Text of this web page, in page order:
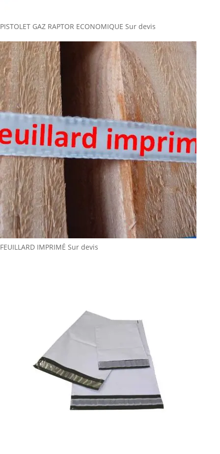
PISTOLET GAZ RAPTOR ECONOMIQUE Sur devis
FEUILLARD IMPRIMÉ Sur devis